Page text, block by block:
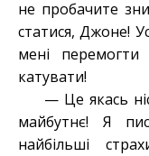
не пробачите
статися, Джоне!
мені
катувати!
— Це якась
майбутнє! Я
найбільші